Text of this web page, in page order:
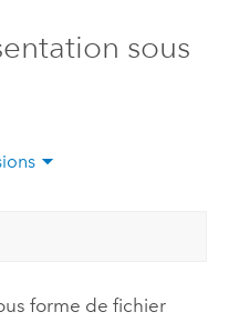
sous
forme de fichier